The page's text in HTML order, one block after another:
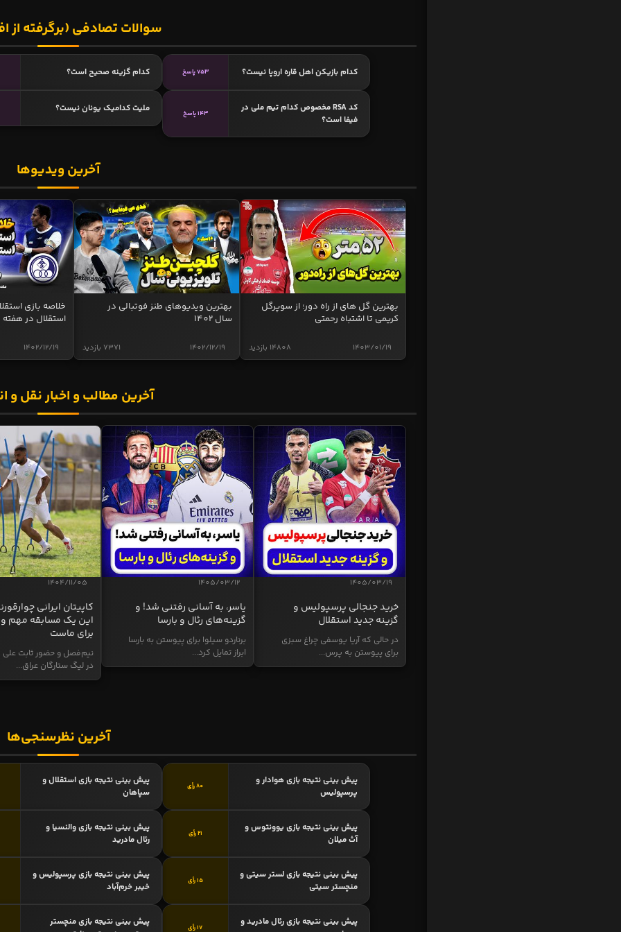
سوالات تصادفی (برگرفته از
کدام بازیکن اهل قاره اروپا نیست؟ 753 پاسخ کدام گزینه صحیح است؟
کد RSA مخصوص کدام تیم ملی در
فیفا است؟
143 پاسخ ملیت کدامیک یونان نیست؟
آخرین ویدیوها
بهترین گل های از راه دور؛ از سوپرگل
کریمی تا اشتباه رحمتی
14808 بازدید 1403/01/19
بهترین ویدیوهای طنز فوتبالی در
سال 1402
7371 بازدید 1402/12/19
استقلال در
1402/12/19
آخرین مطالب و اخبار نقل و
1405/03/19
خرید جنجالی پرسپولیس و
گزینه جدید استقلال
در حالی که آریا یوسفی چراغ سبزی
برای پیوستن به پرس...
1405/03/12
یاسر، به آسانی رفتنی شد! و
گزینه‌های رئال و بارسا
برناردو سیلوا برای پیوستن به بارسا
ابراز تمایل کرد...
1404/11/05
کاپیتان ایرانی
این یک مسابقه مهم و
برای ماست
نیم‌فصل و حضور ثابت علی
در لیگ ستارگان عراق...
آخرین نظرسنجی‌ها
پیش بینی نتیجه بازی هوادار و
پرسپولیس
80 رأی
پیش بینی نتیجه بازی استقلال و
سپاهان
پیش بینی نتیجه بازی یوونتوس و
آث میلان
21 رأی
پیش بینی نتیجه بازی والنسیا و
رئال مادرید
پیش بینی نتیجه بازی لستر سیتی و
منچستر سیتی
15 رأی
پیش بینی نتیجه بازی پرسپولیس و
خیبر خرم‌آباد
پیش بینی نتیجه بازی رئال مادرید و
17 رأی
پیش بینی نتیجه بازی منچستر